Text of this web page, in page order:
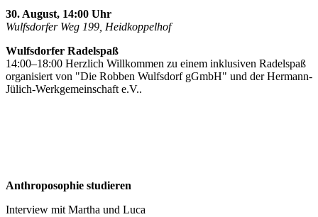
30. August, 14:00 Uhr
Wulfsdorfer Weg 199, Heidkoppelhof
Wulfsdorfer Radelspaß
14:00–18:00 Herzlich Willkommen zu einem inklusiven Radelspaß
organisiert von "Die Robben Wulfsdorf gGmbH" und der Hermann-
Jülich-Werkgemeinschaft e.V..
Anthroposophie studieren
Interview mit Martha und Luca